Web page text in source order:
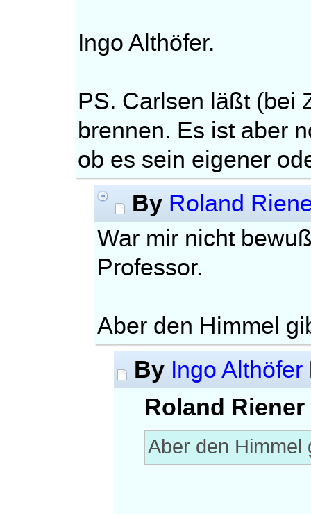
Ingo Althöfer.
PS. Carlsen läßt (bei
brennen. Es ist aber
ob es sein eigener
By Roland
War mir nicht
Professor.
Aber den Himmel
By Ingo Althöfer
Roland
Aber den